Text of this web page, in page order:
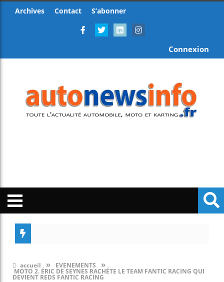
Archives Contact S’abonner
Connexion
accueil » EVENEMENTS »
MOTO 2. ÉRIC DE SEYNES RACHÉTE LE TEAM FANTIC RACING QUI
DEVIENT REDS FANTIC RACING